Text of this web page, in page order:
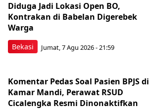
Bekasi
Diduga Jadi Lokasi Open BO,
Kontrakan di Babelan Digerebek
Warga
Jumat, 7 Agu 2026 - 21:59
Komentar Pedas Soal Pasien BPJS di
Kamar Mandi, Perawat RSUD
Cicalengka Resmi Dinonaktifkan